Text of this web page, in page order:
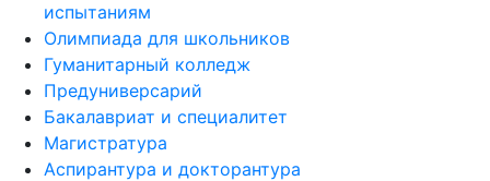
испытаниям
Олимпиада для школьников
Гуманитарный колледж
Предуниверсарий
Бакалавриат и специалитет
Магистратура
Аспирантура и докторантура